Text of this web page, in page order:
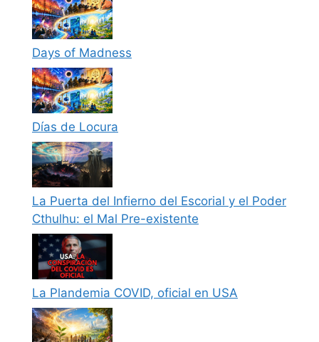
Days of Madness
Días de Locura
La Puerta del Infierno del Escorial y el Poder
Cthulhu: el Mal Pre-existente
La Plandemia COVID, oficial en USA